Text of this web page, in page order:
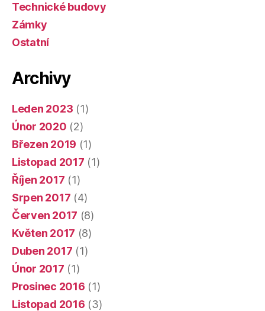
Technické budovy
Zámky
Ostatní
Archivy
Leden 2023 (1)
Únor 2020 (2)
Březen 2019 (1)
Listopad 2017 (1)
Říjen 2017 (1)
Srpen 2017 (4)
Červen 2017 (8)
Květen 2017 (8)
Duben 2017 (1)
Únor 2017 (1)
Prosinec 2016 (1)
Listopad 2016 (3)